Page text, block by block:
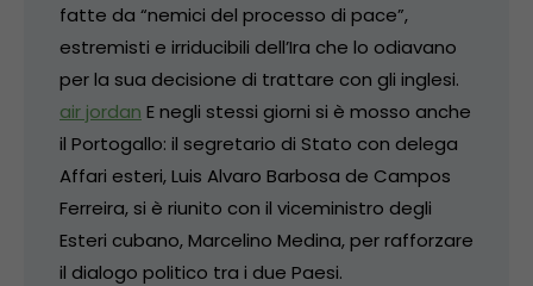
fatte da “nemici del processo di pace”,
estremisti e irriducibili dell’Ira che lo odiavano
per la sua decisione di trattare con gli inglesi.
air jordan E negli stessi giorni si è mosso anche
il Portogallo: il segretario di Stato con delega
Affari esteri, Luis Alvaro Barbosa de Campos
Ferreira, si è riunito con il viceministro degli
Esteri cubano, Marcelino Medina, per rafforzare
il dialogo politico tra i due Paesi.